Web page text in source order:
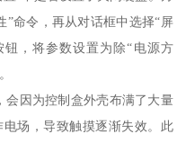
”命令，再从对话框中选择“屏
，将参数设置为除“电源方
因为控制盒外壳布满了大量
场，导致触摸逐渐失效。此